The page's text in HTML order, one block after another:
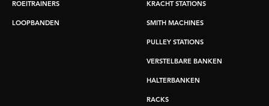
ROEITRAINERS
LOOPBANDEN
KRACHT STATIONS
SMITH MACHINES
PULLEY STATIONS
VERSTELBARE BANKEN
HALTERBANKEN
RACKS